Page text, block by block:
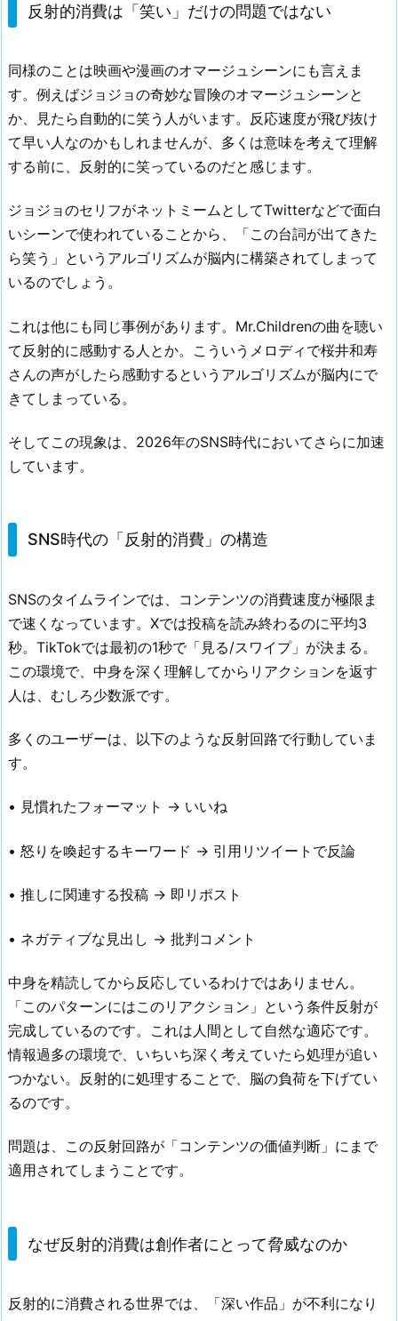
反射的消費は「笑い」だけの問題ではない
同様のことは映画や漫画のオマージュシーンにも言えま
す。例えばジョジョの奇妙な冒険のオマージュシーンと
か、見たら自動的に笑う人がいます。反応速度が飛び抜け
て早い人なのかもしれませんが、多くは意味を考えて理解
する前に、反射的に笑っているのだと感じます。
ジョジョのセリフがネットミームとしてTwitterなどで面白
いシーンで使われていることから、「この台詞が出てきた
ら笑う」というアルゴリズムが脳内に構築されてしまって
いるのでしょう。
これは他にも同じ事例があります。Mr.Childrenの曲を聴い
て反射的に感動する人とか。こういうメロディで桜井和寿
さんの声がしたら感動するというアルゴリズムが脳内にで
きてしまっている。
そしてこの現象は、2026年のSNS時代においてさらに加速
しています。
SNS時代の「反射的消費」の構造
SNSのタイムラインでは、コンテンツの消費速度が極限ま
で速くなっています。Xでは投稿を読み終わるのに平均3
秒。TikTokでは最初の1秒で「見る/スワイプ」が決まる。
この環境で、中身を深く理解してからリアクションを返す
人は、むしろ少数派です。
多くのユーザーは、以下のような反射回路で行動していま
す。
• 見慣れたフォーマット → いいね
• 怒りを喚起するキーワード → 引用リツイートで反論
• 推しに関連する投稿 → 即リポスト
• ネガティブな見出し → 批判コメント
中身を精読してから反応しているわけではありません。
「このパターンにはこのリアクション」という条件反射が
完成しているのです。これは人間として自然な適応です。
情報過多の環境で、いちいち深く考えていたら処理が追い
つかない。反射的に処理することで、脳の負荷を下げてい
るのです。
問題は、この反射回路が「コンテンツの価値判断」にまで
適用されてしまうことです。
なぜ反射的消費は創作者にとって脅威なのか
反射的に消費される世界では、「深い作品」が不利になり